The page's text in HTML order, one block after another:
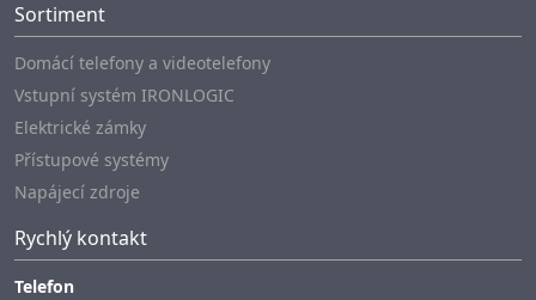
Sortiment
Domácí telefony a videotelefony
Vstupní systém IRONLOGIC
Elektrické zámky
Přístupové systémy
Napájecí zdroje
Rychlý kontakt
Telefon